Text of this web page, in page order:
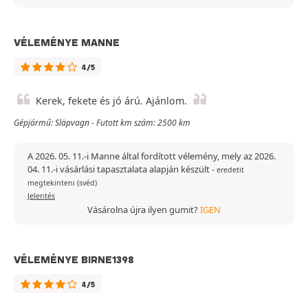
VÉLEMÉNYE MANNE
4/5
Kerek, fekete és jó árú. Ajánlom.
Gépjármű: Släpvagn - Futott km szám: 2500 km
A 2026. 05. 11.-i Manne által fordított vélemény, mely az 2026.
04. 11.-i vásárlási tapasztalata alapján készült- eredetit
megtekinteni (svéd)
Jelentés
Vásárolna újra ilyen gumit?IGEN
VÉLEMÉNYE BIRNE1398
4/5